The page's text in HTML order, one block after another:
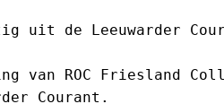
de Leeuwarder
van ROC Friesland
Courant.